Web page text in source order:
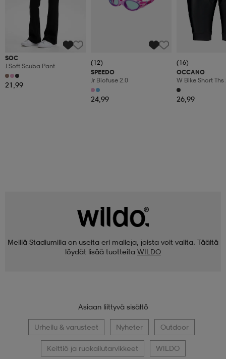
SOC
J Soft Scuba Pant
21,99
(12)
SPEEDO
Jr Biofuse 2.0
24,99
(16)
OCCANO
W Bike Short Ths
26,99
Meillä Stadiumilla on useita eri malleja, joista voit valita. Täältä
löydät lisää tuotteita WILDO
Asiaan liittyvä sisältö
Urheilu & varusteet Nyheter Outdoor
Keittiö ja ruokailutarvikkeet WILDO